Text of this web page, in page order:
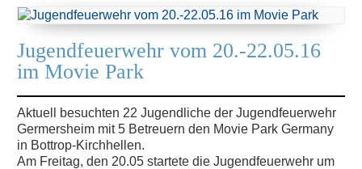
Jugendfeuerwehr vom 20.-22.05.16
im Movie Park
Aktuell besuchten 22 Jugendliche der Jugendfeuerwehr
Germersheim mit 5 Betreuern den Movie Park Germany
in Bottrop-Kirchhellen.
Am Freitag, den 20.05 startete die Jugendfeuerwehr um